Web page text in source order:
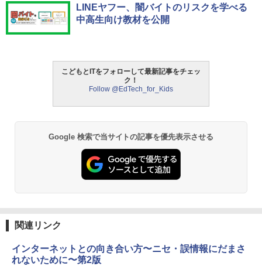
タッチペンで音が聞ける!はじめてずかん
1000 英語つき ([バラエティ])
中学英語をもう一度ひとつひとつわかり
やすく。改訂版
仮面ライダー 改造人間 限定ケース版
つかめ！理科ダマン 12 最強ロボット決
戦！編
ThinkFun ボードゲーム 「サーキット・
メイズ」 配線回路をプログラミングする
日本語説明書付 8歳~ 76341 誕生日 クリ
￥1,980
物理実験モデル楽器電磁気教材を教える
Galtonplatteの物理的な機器
4
エンジニアリングキット小さなカート -
LINEヤフー、闇バイトのリスクを学べる
中高生向け教材を公開
こどもとITをフォローして最新記事をチェッ
ク！
Follow @EdTech_for_Kids
Google 検索で当サイトの記事を優先表示させる
関連リンク
インターネットとの向き合い方〜ニセ・誤情報にだまさ
れないために〜第2版